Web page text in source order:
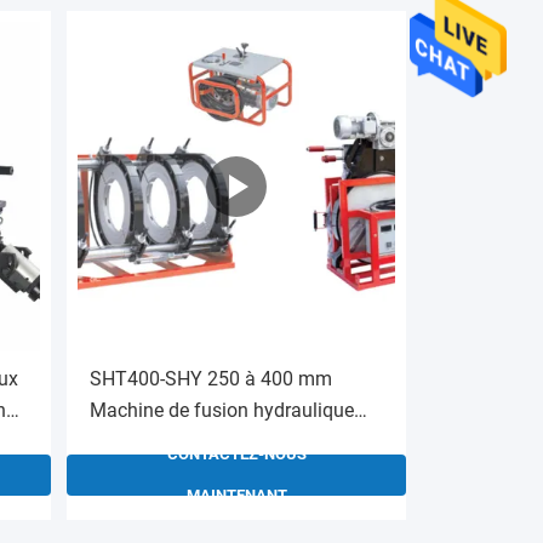
SHT400-SHY 250 à 400 mm
Machine de fusion hydraulique
CONTACTEZ-NOUS
MAINTENANT